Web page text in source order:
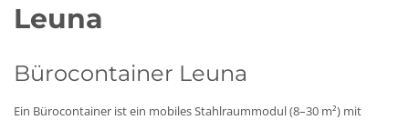
Leuna
Bürocontainer Leuna
Ein Bürocontainer ist ein mobiles Stahlraummodul (8–30 m²) mit